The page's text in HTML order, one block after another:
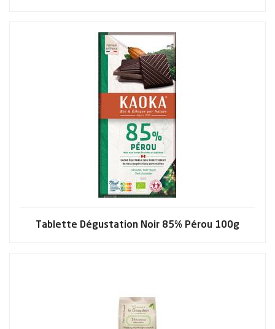
Tablette Dégustation Noir 85% Pérou 100g